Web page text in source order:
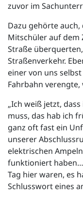
zuvor im
Dazu gehörte auch,
Mitschüler auf dem
Straße
Straßenverkehr.
einer von uns
Fahrbahn
„Ich weiß jetzt,
muss, das hab ich
ganz oft fast ein
unserer
elektrischen
funktioniert
Tag hier waren, es
Schlusswort eines